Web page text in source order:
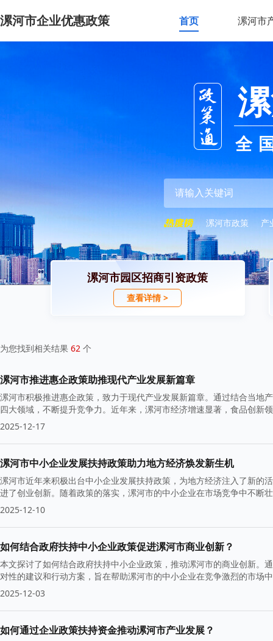
漯河市企业优惠政策 首页 漯河市
全
漯河市政策 产
漯河市园区招商引资政策
查看详情 >
为您找到相关结果 62 个
漯河市推进惠企政策助推现代产业发展新篇章
漯河市积极推进惠企政策，致力于现代产业发展新篇章。通过结合当地
四大领域，不断提升竞争力。近年来，漯河市经济增速显著，食品创新
2025-12-17
漯河市中小企业发展扶持政策助力地方经济焕发新生机
漯河市近年来积极出台中小企业发展扶持政策，为地方经济注入了新的
进了创业创新。随着政策的落实，漯河市的中小企业在市场竞争中不断
2025-12-10
如何结合政府扶持中小企业政策促进漯河市商业创新？
本文探讨了如何结合政府扶持中小企业政策，推动漯河市的商业创新。
对性的建议和行动方案，旨在帮助漯河市的中小企业在竞争激烈的市场
2025-12-03
如何通过企业政策扶持资金推动漯河市产业发展？